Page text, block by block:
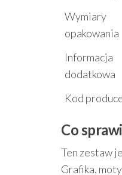
Wymiary
opakowania
Informacja
dodatkowa
Kod
Co
Ten zestaw
Grafika,